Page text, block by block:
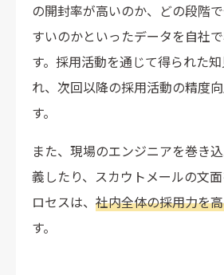
の開封率が高いのか、どの段階
すいのかといったデータを自社
す。採用活動を通じて得られた
れ、次回以降の採用活動の精度
す。
また、現場のエンジニアを巻き
義したり、スカウトメールの文
ロセスは、 社内全体の採用力を
す。